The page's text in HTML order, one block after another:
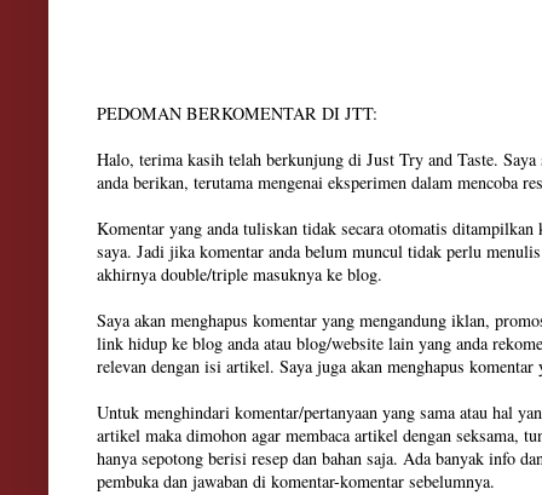
PEDOMAN BERKOMENTAR DI JTT:
Halo, terima kasih telah berkunjung di Just Try and Taste. Saya
anda berikan, terutama mengenai eksperimen dalam mencoba
Komentar yang anda tuliskan tidak secara otomatis ditampilkan
saya. Jadi jika komentar anda belum muncul tidak perlu
akhirnya double/triple masuknya ke blog.
Saya akan menghapus komentar yang mengandung iklan,
link hidup ke blog anda atau blog/website lain yang anda
relevan dengan isi artikel. Saya juga akan menghapus
Untuk menghindari komentar/pertanyaan yang sama atau hal
artikel maka dimohon agar membaca artikel dengan seksama,
hanya sepotong berisi resep dan bahan saja. Ada banyak info
pembuka dan jawaban di komentar-komentar sebelumnya.